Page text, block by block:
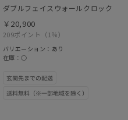
ダブルフェイスウォールクロック
209ポイント （1％）
￥20,900
バリエーション：あり
在庫：○